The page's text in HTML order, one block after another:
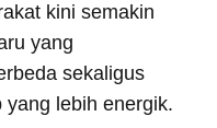
kini semakin
yang
sekaligus
yang lebih energik.